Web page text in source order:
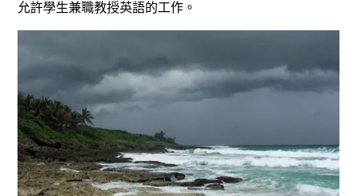
允許學生兼職教授英語的工作。